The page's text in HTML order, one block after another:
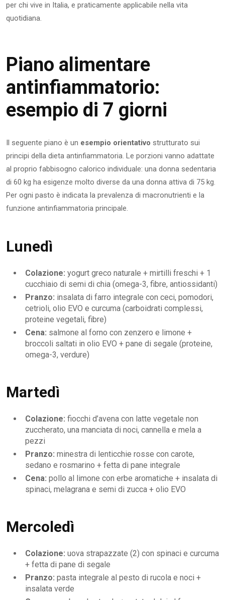
per chi vive in Italia, e praticamente applicabile nella vita
quotidiana.
Piano alimentare
antinfiammatorio:
esempio di 7 giorni
Il seguente piano è un esempio orientativo strutturato sui
principi della dieta antinfiammatoria. Le porzioni vanno adattate
al proprio fabbisogno calorico individuale: una donna sedentaria
di 60 kg ha esigenze molto diverse da una donna attiva di 75 kg.
Per ogni pasto è indicata la prevalenza di macronutrienti e la
funzione antinfiammatoria principale.
Lunedì
Colazione: yogurt greco naturale + mirtilli freschi + 1
cucchiaio di semi di chia (omega-3, fibre, antiossidanti)
Pranzo: insalata di farro integrale con ceci, pomodori,
cetrioli, olio EVO e curcuma (carboidrati complessi,
proteine vegetali, fibre)
Cena: salmone al forno con zenzero e limone +
broccoli saltati in olio EVO + pane di segale (proteine,
omega-3, verdure)
Martedì
Colazione: fiocchi d’avena con latte vegetale non
zuccherato, una manciata di noci, cannella e mela a
pezzi
Pranzo: minestra di lenticchie rosse con carote,
sedano e rosmarino + fetta di pane integrale
Cena: pollo al limone con erbe aromatiche + insalata di
spinaci, melagrana e semi di zucca + olio EVO
Mercoledì
Colazione: uova strapazzate (2) con spinaci e curcuma
+ fetta di pane di segale
Pranzo: pasta integrale al pesto di rucola e noci +
insalata verde